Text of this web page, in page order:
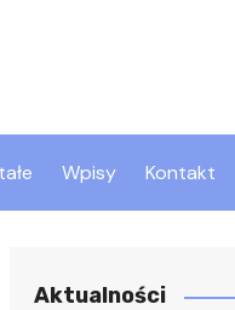
Wpisy Kontakt
Aktualności